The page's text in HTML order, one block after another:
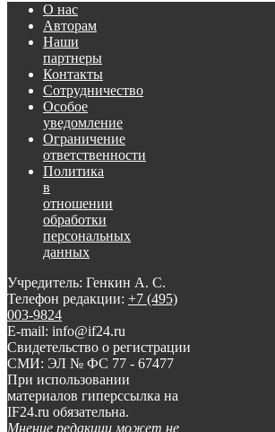
О нас
Авторам
Наши
партнеры
Контакты
Сотрудничество
Особое
уведомление
Ограничение
ответственности
Политика
в
отношении
обработки
персональных
данных
Учредитель: Генкин А. С.
Телефон редакции: +7 (495)
003-9824
E-mail: info@if24.ru
Свидетельство о регистрации
СМИ: ЭЛ № ФС 77 - 67477
При использовании
материалов гиперссылка на
IF24.ru обязательна.
Мнение редакции может не